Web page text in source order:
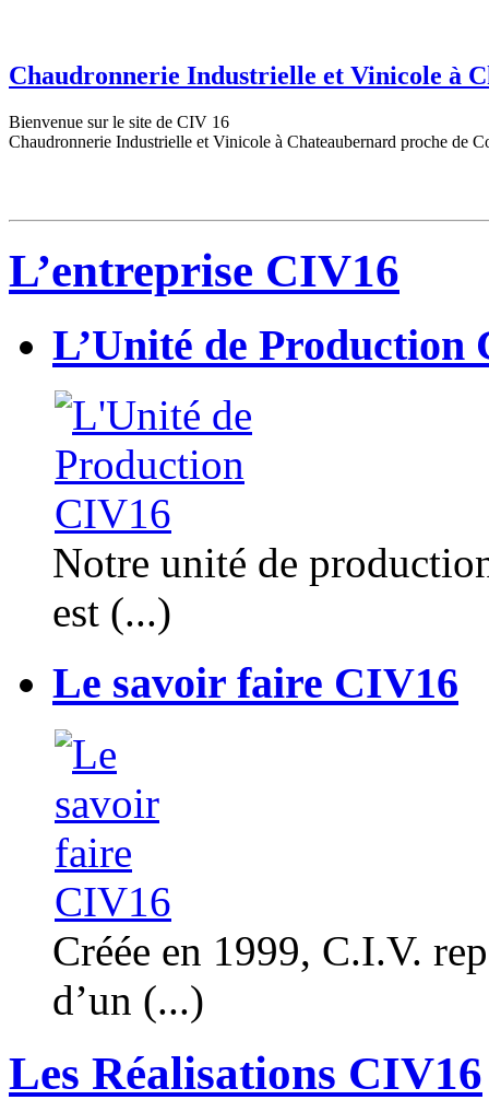
Chaudronnerie Industrielle et Vinicole à
Bienvenue sur le site de CIV 16
Chaudronnerie Industrielle et Vinicole à Chateaubernard proche de
L’entreprise CIV16
L’Unité de Production
Notre unité de
est (...)
Le savoir faire CIV16
Créée en 1999, C.I.V.
d’un (...)
Les Réalisations CIV16